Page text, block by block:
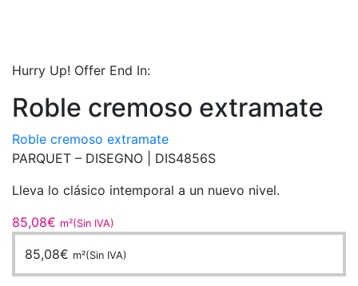
Hurry Up! Offer End In:
Roble cremoso extramate
Roble cremoso extramate
PARQUET – DISEGNO |
DIS4856S
Lleva lo clásico intemporal a un nuevo nivel.
85,08€ m²(Sin IVA)
85,08€ m²(Sin IVA)